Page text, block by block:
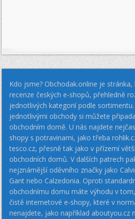
Kdo jsme? Obchodak.online je
recenze českých e-shopů, přehledně
jednotlivých kategorií podle
jednotlivými obchody si můžete
obchodním domě. U nás najdete
shopy s potravinami, jako třeba
tesco.cz, přesně tak jako v přízemí
obchodních domů. V dalších patrech
nejznámější oděvního značky jako
Gant nebo Calzedonia. Oproti
obchodnímu domu máte výhodu v
čistě internetové e-shopy, které v
nenajdete, jako například aboutyou.cz